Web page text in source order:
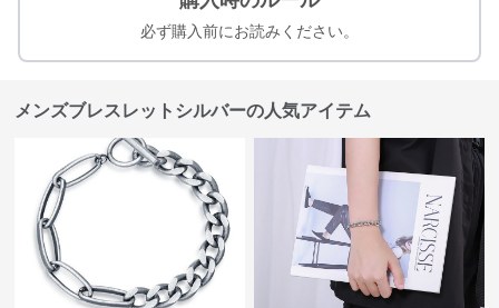
必ず購入前にお読みください。
メンズブレスレットシルバーの人気アイテム